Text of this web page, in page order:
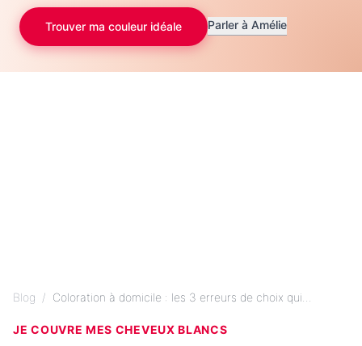
Trouver ma couleur idéale Parler à Amélie
Blog / Coloration à domicile : les 3 erreurs de choix qui...
JE COUVRE MES CHEVEUX BLANCS